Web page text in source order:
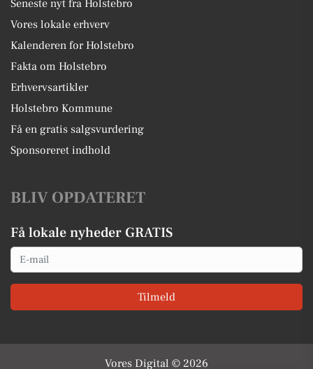
Seneste nyt fra Holstebro
Vores lokale erhverv
Kalenderen for Holstebro
Fakta om Holstebro
Erhvervsartikler
Holstebro Kommune
Få en gratis salgsvurdering
Sponsoreret indhold
BLIV OPDATERET
Få lokale nyheder GRATIS
Email
Tilmeld
Vores Digital © 2026